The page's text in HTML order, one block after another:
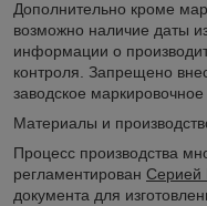
Дополнительно кроме
возможно наличие даты
информации о
контроля. Запрещено
заводское
Материалы и
Процесс производства
регламентирован
документа для